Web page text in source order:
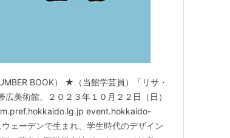
BOOK） ★（当館学芸員）「リサ・
美術館、２０２３年１０月２２日（日）
event.hokkaido-
ェーデンで生まれ、学生時代のデザイン